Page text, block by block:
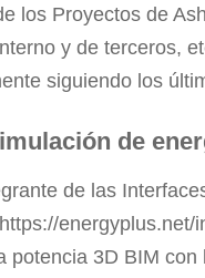
los Proyectos de
y de terceros,
siguiendo los
de
de las
https://energyplus.net/
potencia 3D BIM